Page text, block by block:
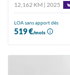
12,162 KM | 2025
LOA sans apport dès
519 €/mois